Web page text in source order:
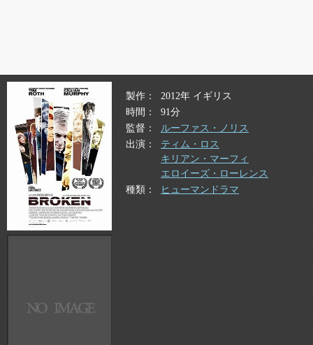
製作
2012年 イギリス
時間
91分
監督
ルーファス・ノリス
出演
ティム・ロス
キリアン・マーフィ
エロイーズ・ローレンス
種類
ヒューマンドラマ